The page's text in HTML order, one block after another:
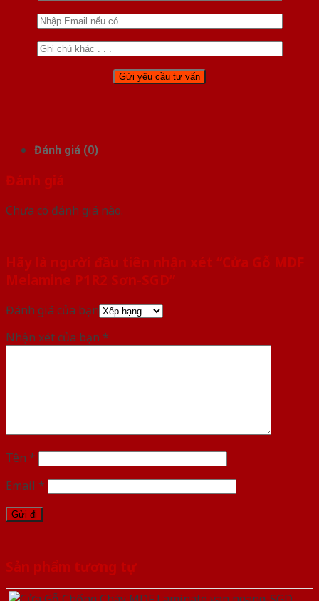
Đánh giá (0)
Đánh giá
Chưa có đánh giá nào.
Hãy là người đầu tiên nhận xét “Cửa Gỗ MDF
Melamine P1R2 Sơn-SGD”
Đánh giá của bạn
Nhận xét của bạn *
Tên *
Email *
Sản phẩm tương tự